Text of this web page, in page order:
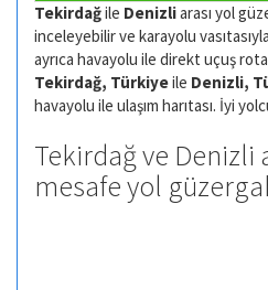
Tekirdağile Denizliarası yol
inceleyebilir ve karayolu
ayrıca havayolu ile direkt uçuş
Tekirdağ, Türkiyeile Denizli,
havayolu ile ulaşım harıtası. İyi
Tekirdağ ve Denizli
mesafe yol